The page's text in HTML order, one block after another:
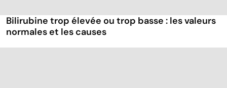
Bilirubine trop élevée ou trop basse : les valeurs
normales et les causes